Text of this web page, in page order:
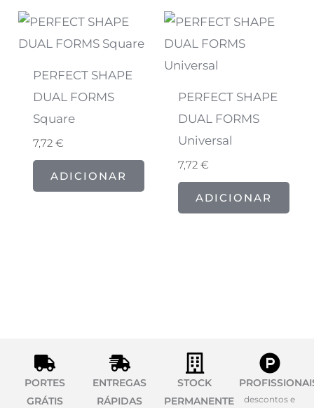
PERFECT SHAPE
DUAL FORMS
Square
7,72 €
ADICIONAR
PERFECT SHAPE
DUAL FORMS
Universal
7,72€
ADICIONAR
PORTES
GRÁTIS
ENTREGAS
RÁPIDAS
STOCK
PERMANENTE
descontos e